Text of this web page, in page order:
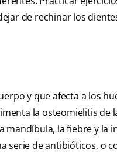
de rechinar los
y que afecta a los
la osteomielitis de
la fiebre y la
serie de antibióticos, o